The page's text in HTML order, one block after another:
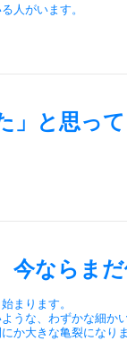
人がいます。
」と思って
ならまだ
まります。
うな、わずかな細か
か大きな亀裂になりま